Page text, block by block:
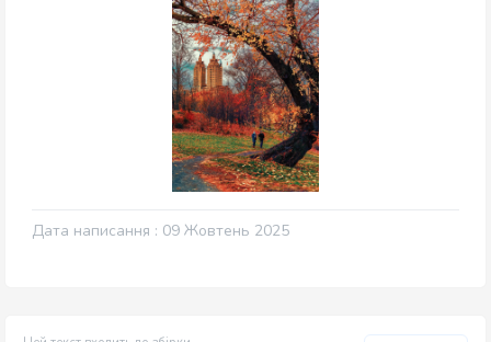
Дата написання : 09 Жовтень 2025